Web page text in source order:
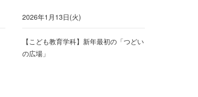
2026年1月13日(火)
【こども教育学科】新年最初の「つどい
の広場」